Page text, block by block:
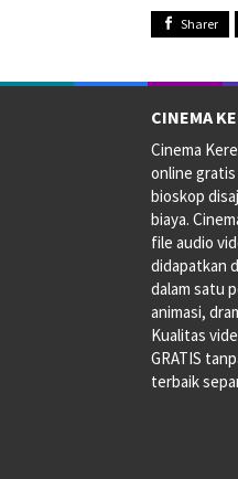
Sharer
CINEMA
Cinema
online gratis
bioskop
biaya.
file audio
didapatkan
dalam satu
animasi,
Kualitas
GRATIS
terbaik